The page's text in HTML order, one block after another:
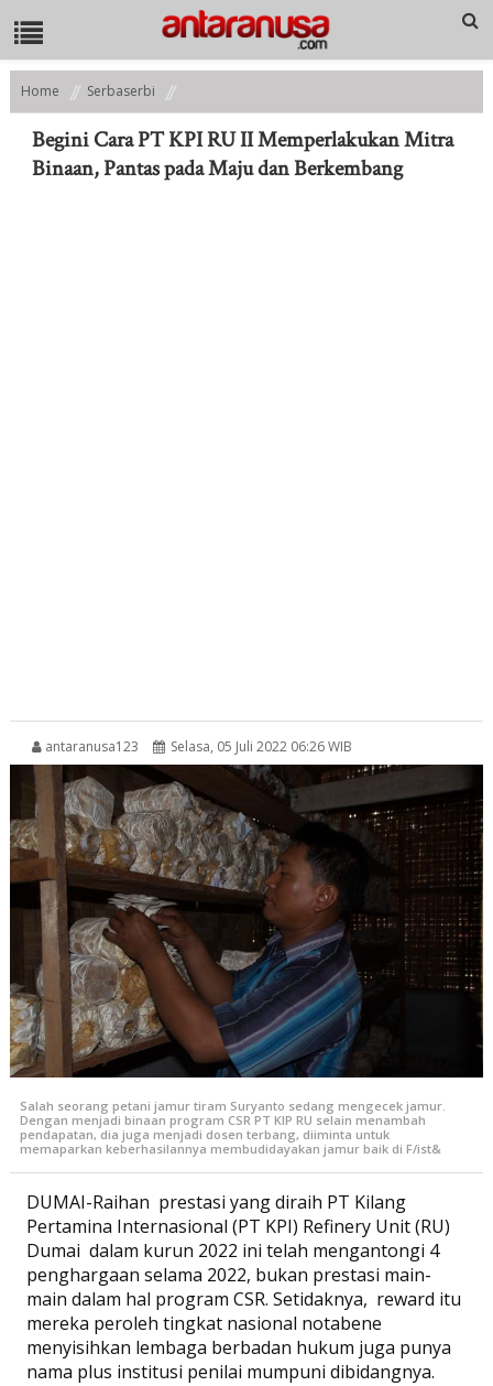
Home
Serbaserbi
Begini Cara PT KPI RU II Memperlakukan Mitra Binaan, Pantas pada Maju
dan Berkembang
Begini Cara PT KPI RU II Memperlakukan Mitra
Binaan, Pantas pada Maju dan Berkembang
antaranusa123 Selasa, 05 Juli 2022 06:26 WIB
Salah seorang petani jamur tiram Suryanto sedang mengecek jamur.
Dengan menjadi binaan program CSR PT KIP RU selain menambah
pendapatan, dia juga menjadi dosen terbang, diiminta untuk
memaparkan keberhasilannya membudidayakan jamur baik di F/ist&
DUMAI-Raihan prestasi yang diraih PT Kilang
Pertamina Internasional (PT KPI) Refinery Unit (RU)
Dumai dalam kurun 2022 ini telah mengantongi 4
penghargaan selama 2022, bukan prestasi main-
main dalam hal program CSR. Setidaknya, reward itu
mereka peroleh tingkat nasional notabene
menyisihkan lembaga berbadan hukum juga punya
nama plus institusi penilai mumpuni dibidangnya.